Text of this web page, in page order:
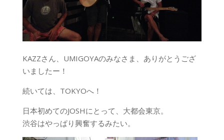
KAZZさん、UMIGOYAのみなさま、ありがとうござ
いましたー！
続いては、TOKYOへ！
日本初めてのJOSHにとって、大都会東京。
渋谷はやっぱり興奮するみたい。